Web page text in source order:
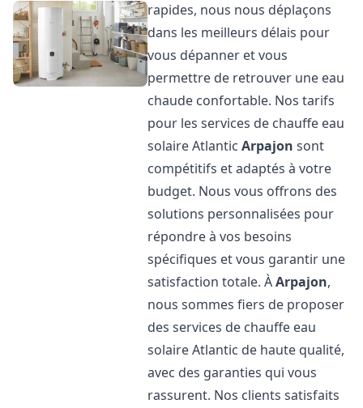
rapides, nous nous déplaçons
dans les meilleurs délais pour
vous dépanner et vous
permettre de retrouver une eau
chaude confortable. Nos tarifs
pour les services de chauffe eau
solaire AtlanticArpajon sont
compétitifs et adaptés à votre
budget. Nous vous offrons des
solutions personnalisées pour
répondre à vos besoins
spécifiques et vous garantir une
satisfaction totale. ÀArpajon,
nous sommes fiers de proposer
des services de chauffe eau
solaire Atlantic de haute qualité,
avec des garanties qui vous
rassurent. Nos clients satisfaits